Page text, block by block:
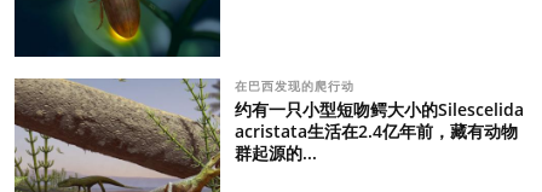
在巴西发现的爬行动
约有一只小型短吻鳄大小的Silescelida
acristata生活在2.4亿年前，藏有动物
群起源的...